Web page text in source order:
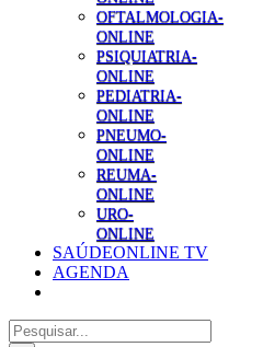
OFTALMOLOGIA-
ONLINE
PSIQUIATRIA-
ONLINE
PEDIATRIA-
ONLINE
PNEUMO-
ONLINE
REUMA-
ONLINE
URO-
ONLINE
SAÚDEONLINE TV
AGENDA
Pesquisar